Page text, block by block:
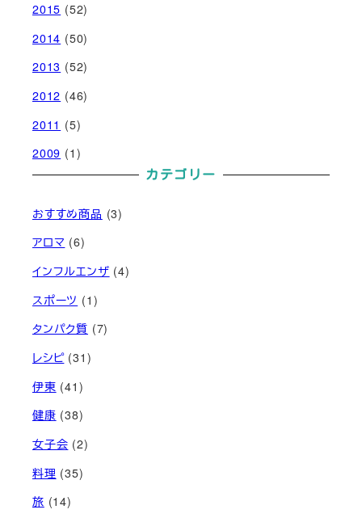
2015 (52)
2014 (50)
2013 (52)
2012 (46)
2011 (5)
2009 (1)
カテゴリー
おすすめ商品 (3)
アロマ (6)
インフルエンザ (4)
スポーツ (1)
タンパク質 (7)
レシピ(31)
伊東 (41)
健康 (38)
女子会 (2)
料理 (35)
旅 (14)